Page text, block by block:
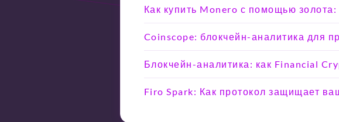
Как купить Monero с помощью
Coinscope: блокчейн-аналитика для
Блокчейн-аналитика: как Financial
Firo Spark: Как протокол защищает